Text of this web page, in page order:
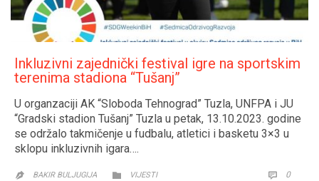
Inkluzivni zajednički festival igre na sportskim
terenima stadiona “Tušanj”
U organzaciji AK “Sloboda Tehnograd” Tuzla, UNFPA i JU
“Gradski stadion Tušanj” Tuzla u petak, 13.10.2023. godine
se održalo takmičenje u fudbalu, atletici i basketu 3×3 u
sklopu inkluzivnih igara….
 BAKIR BULJUGIJA  CATEGORY
VIJESTI  0